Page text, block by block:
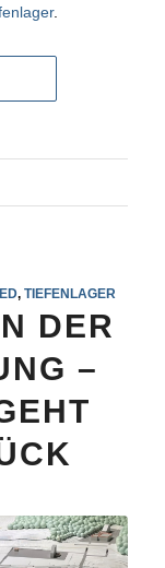
.
, TIEFENLAGER
DER
–